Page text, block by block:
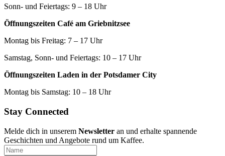
Sonn- und Feiertags: 9 – 18 Uhr
Öffnungszeiten Café am Griebnitzsee
Montag bis Freitag: 7 – 17 Uhr
Samstag, Sonn- und Feiertags: 10 – 17 Uhr
Öffnungszeiten Laden in der Potsdamer City
Montag bis Samstag: 10 – 18 Uhr
Stay Connected
Melde dich in unserem Newsletter an und erhalte spannende
Geschichten und Angebote rund um Kaffee.